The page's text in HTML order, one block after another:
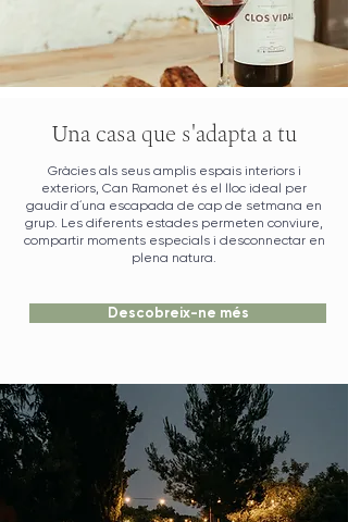
Una casa que s'adapta a tu
Gràcies als seus amplis espais interiors i
exteriors, Can Ramonet és el lloc ideal per
gaudir d´una escapada de cap de setmana en
grup. Les diferents estades permeten conviure,
compartir moments especials i desconnectar en
plena natura.
Descobreix-ne més